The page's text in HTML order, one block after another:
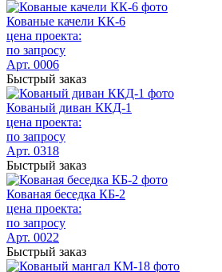
Кованые качели КК-6
цена проекта:
по запросу
Арт. 0006
Быстрый заказ
Кованый диван ККД-1
цена проекта:
по запросу
Арт. 0318
Быстрый заказ
Кованая беседка КБ-2
цена проекта:
по запросу
Арт. 0022
Быстрый заказ